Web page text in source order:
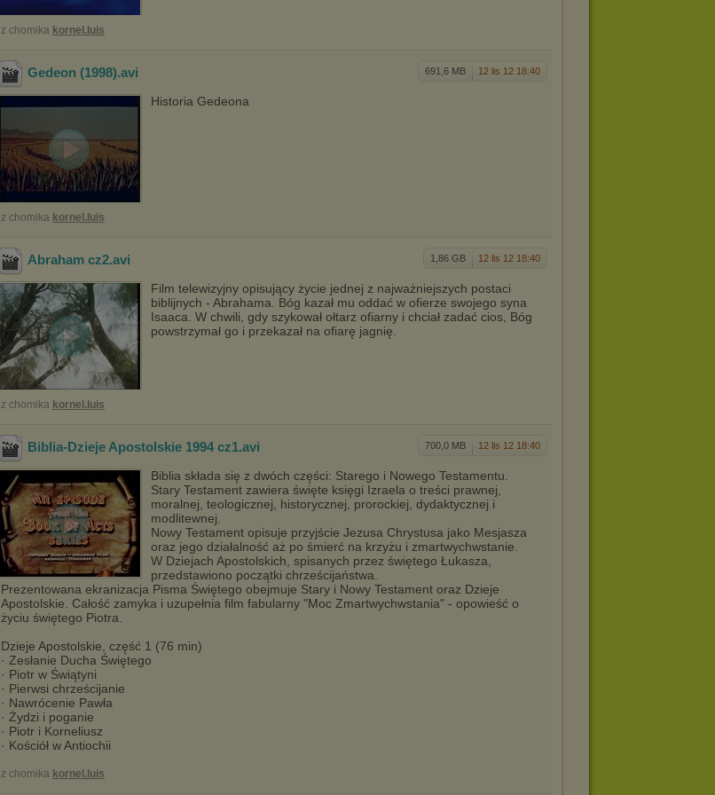
z chomika kornel.luis
691,6 MB 12 lis 12 18:40
Gedeon (1998).avi
Historia Gedeona
z chomika kornel.luis
1,86 GB 12 lis 12 18:40
Abraham cz2.avi
Film telewizyjny opisujący życie jednej z najważniejszych postaci
biblijnych - Abrahama. Bóg kazał mu oddać w ofierze swojego syna
Isaaca. W chwili, gdy szykował ołtarz ofiarny i chciał zadać cios, Bóg
powstrzymał go i przekazał na ofiarę jagnię.
z chomika kornel.luis
700,0 MB 12 lis 12 18:40
Biblia-Dzieje Apostolskie 1994 cz1.avi
Biblia składa się z dwóch części: Starego i Nowego Testamentu.
Stary Testament zawiera święte księgi Izraela o treści prawnej,
moralnej, teologicznej, historycznej, prorockiej, dydaktycznej i
modlitewnej.
Nowy Testament opisuje przyjście Jezusa Chrystusa jako Mesjasza
oraz jego działalność aż po śmierć na krzyżu i zmartwychwstanie.
W Dziejach Apostolskich, spisanych przez świętego Łukasza,
przedstawiono początki chrześcijaństwa.
Prezentowana ekranizacja Pisma Świętego obejmuje Stary i Nowy Testament oraz Dzieje
Apostolskie. Całość zamyka i uzupełnia film fabularny "Moc Zmartwychwstania" - opowieść o
życiu świętego Piotra.
Dzieje Apostolskie, część 1 (76 min)
· Zesłanie Ducha Świętego
· Piotr w Świątyni
· Pierwsi chrześcijanie
· Nawrócenie Pawła
· Żydzi i poganie
· Piotr i Korneliusz
· Kościół w Antiochii
z chomika kornel.luis